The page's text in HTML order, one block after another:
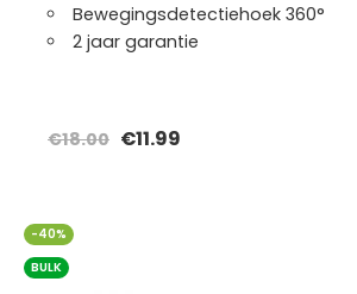
Bewegingsdetectiehoek 360°
2 jaar garantie
€18.00 €11.99
-40%
BULK